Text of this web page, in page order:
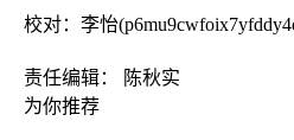
校对：李怡
责任编辑： 陈秋实
为你推荐